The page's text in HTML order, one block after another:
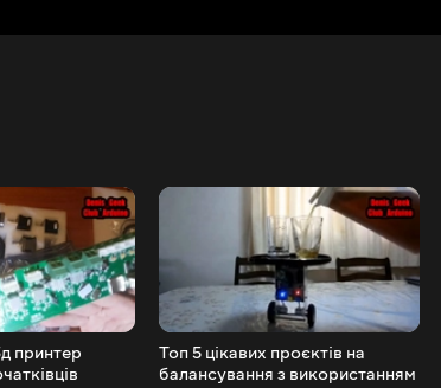
принтер
Топ 5 цікавих проєктів на
балансування з використанням